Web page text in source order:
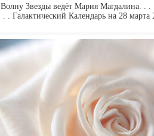
Волну Звезды ведёт Мария Магдалина. . .
. . Галактический Календарь на 28 марта